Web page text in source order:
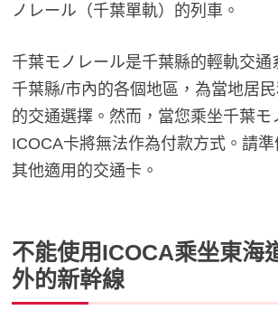
ノレール（千葉單軌）的列車。
千葉モノレール是千葉縣的輕軌交通
千葉縣/市內的各個地區，為當地居
的交通選擇。然而，當您乘坐千葉モ
ICOCA卡將無法作為付款方式。請
其他適用的交通卡。
不能使用ICOCA乘坐東海
外的新幹線